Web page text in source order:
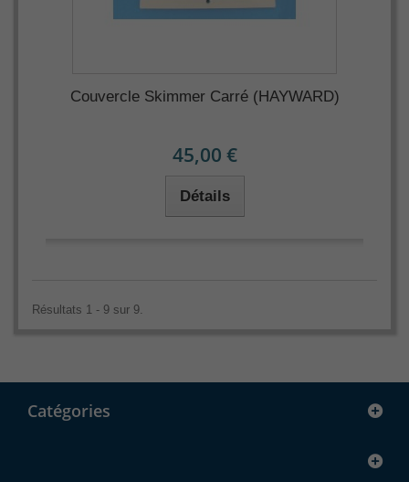
Couvercle Skimmer Carré (HAYWARD)
45,00 €
Détails
Résultats 1 - 9 sur 9.
Catégories